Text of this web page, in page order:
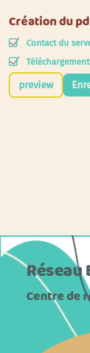
Création du
Contact du
preview
Centre de